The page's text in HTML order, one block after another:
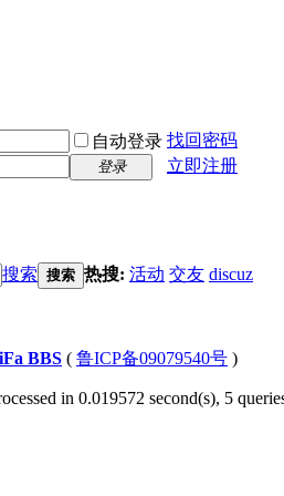
自动登录 找回密码
登录
立即注册
搜索 搜索 热搜: 活动 交友 discuz
BBS ( 鲁ICP备09079540号 )
in 0.019572 second(s), 5